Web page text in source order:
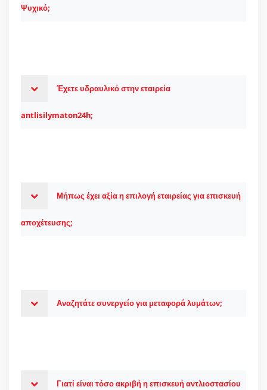
Ψυχικό;
Έχετε υδραυλικό στην εταιρεία
antlisilymaton24h;
Μήπως έχει αξία η επιλογή εταιρείας για επισκευή
αποχέτευσης;
Αναζητάτε συνεργείο για μεταφορά λυμάτων;
Γιατί είναι τόσο ακριβή η επισκευή αντλιοστασίου